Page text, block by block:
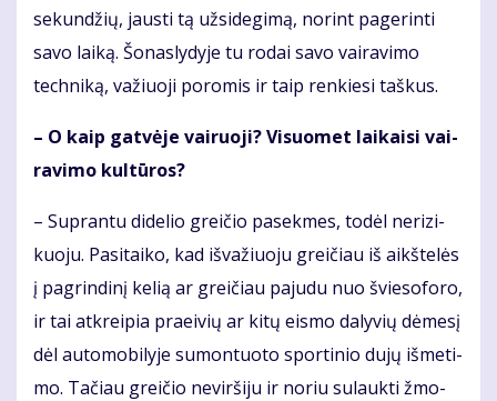
se­kun­džių, jaus­ti tą už­si­de­gi­mą, no­rint pa­ge­rin­ti
sa­vo lai­ką. Šo­nas­ly­dy­je tu ro­dai sa­vo vai­ra­vi­mo
tech­ni­ką, va­žiuo­ji po­ro­mis ir taip ren­kie­si taš­kus.
– O kaip gat­vė­je vai­ruo­ji? Vi­suo­met lai­kai­si vai­
ra­vi­mo kul­tū­ros?
– Su­pran­tu di­de­lio grei­čio pa­sek­mes, to­dėl ne­ri­zi­
kuo­ju. Pa­si­tai­ko, kad iš­va­žiuo­ju grei­čiau iš aikš­te­lės
į pa­grin­di­nį ke­lią ar grei­čiau pa­ju­du nuo švie­so­fo­ro,
ir tai at­krei­pia pra­ei­vių ar ki­tų eis­mo da­ly­vių dė­me­sį
dėl au­to­mo­bi­ly­je su­mon­tuo­to spor­ti­nio du­jų iš­me­ti­
mo. Ta­čiau grei­čio ne­vir­ši­ju ir no­riu su­lauk­ti žmo­